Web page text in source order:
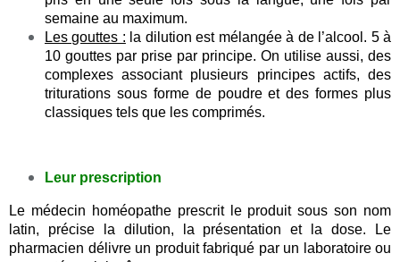
semaine au maximum.
Les gouttes : la dilution est mélangée à de l’alcool. 5 à
10 gouttes par prise par principe. On utilise aussi, des
complexes associant plusieurs principes actifs, des
triturations sous forme de poudre et des formes plus
classiques tels que les comprimés.
Leur prescription
Le médecin homéopathe prescrit le produit sous son nom
latin, précise la dilution, la présentation et la dose. Le
pharmacien délivre un produit fabriqué par un laboratoire ou